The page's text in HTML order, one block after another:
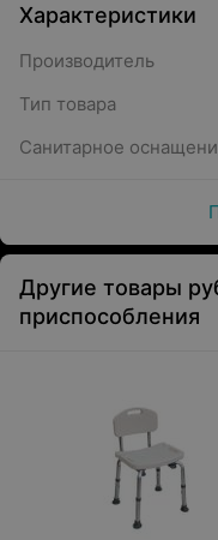
Характеристики
Производитель
Тип товара
Санитарное
Другие товары
приспособления